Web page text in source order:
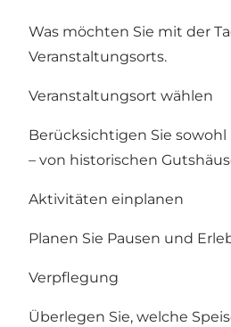
Was möchten Sie mit der
Veranstaltungsorts.
Veranstaltungsort wählen
Berücksichtigen Sie
– von historischen
Aktivitäten einplanen
Planen Sie Pausen und
Verpflegung
Überlegen Sie, welche